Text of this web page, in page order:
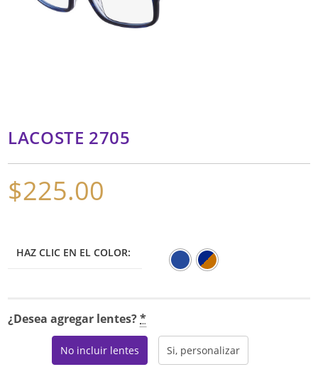
LACOSTE 2705
$225.00
HAZ CLIC EN EL COLOR:
¿Desea agregar lentes?*
No incluir lentes Si, personalizar